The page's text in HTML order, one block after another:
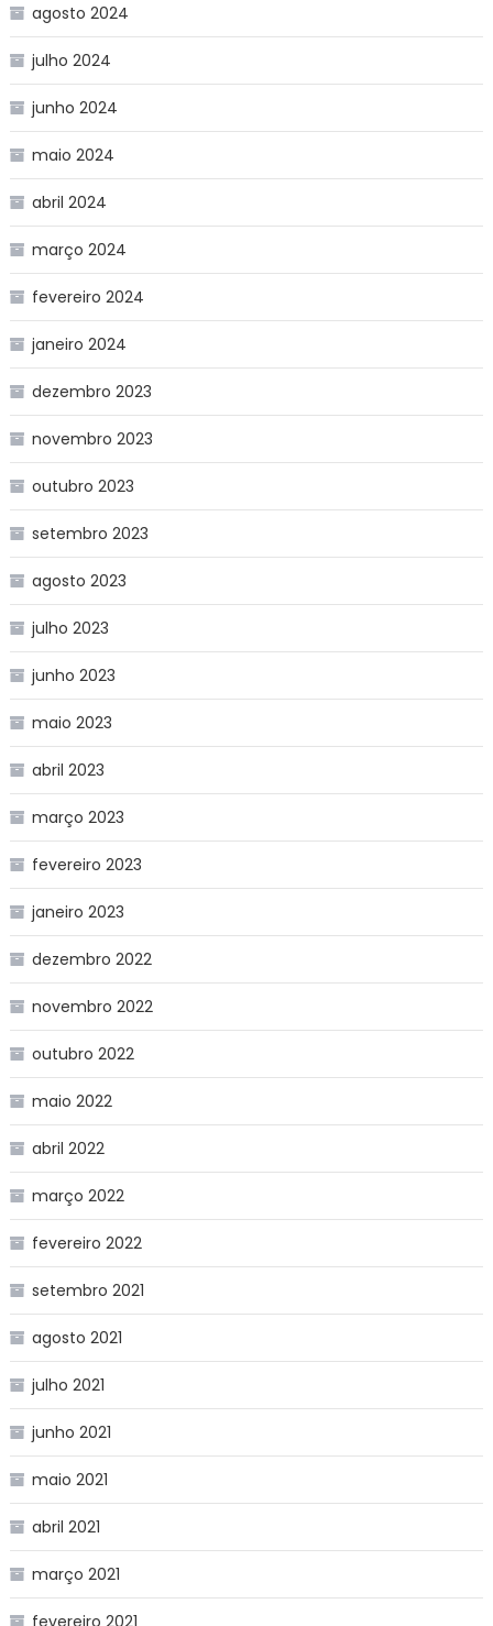
agosto 2024
julho 2024
junho 2024
maio 2024
abril 2024
março 2024
fevereiro 2024
janeiro 2024
dezembro 2023
novembro 2023
outubro 2023
setembro 2023
agosto 2023
julho 2023
junho 2023
maio 2023
abril 2023
março 2023
fevereiro 2023
janeiro 2023
dezembro 2022
novembro 2022
outubro 2022
maio 2022
abril 2022
março 2022
fevereiro 2022
setembro 2021
agosto 2021
julho 2021
junho 2021
maio 2021
abril 2021
março 2021
fevereiro 2021